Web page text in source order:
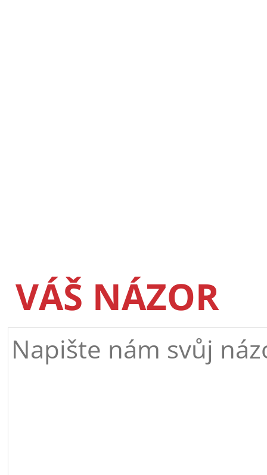
VÁŠ NÁZOR